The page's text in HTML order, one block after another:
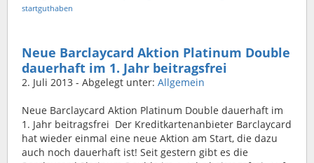
startguthaben
Neue Barclaycard Aktion Platinum Double
dauerhaft im 1. Jahr beitragsfrei
2. Juli 2013 - Abgelegt unter: Allgemein
Neue Barclaycard Aktion Platinum Double dauerhaft im
1. Jahr beitragsfrei Der Kreditkartenanbieter Barclaycard
hat wieder einmal eine neue Aktion am Start, die dazu
auch noch dauerhaft ist! Seit gestern gibt es die